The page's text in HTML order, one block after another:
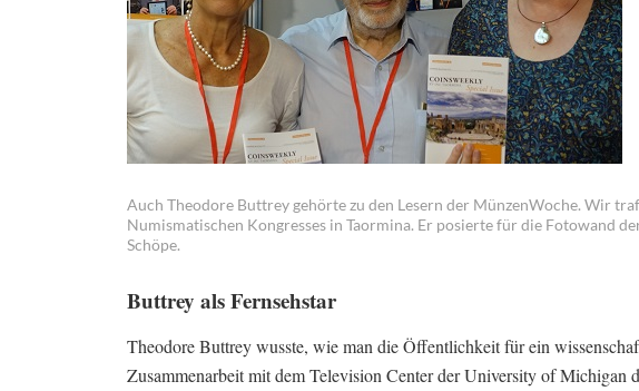
Auch Theodore Buttrey gehörte zu den Lesern der MünzenWoche. Wir
Numismatischen Kongresses in Taormina. Er posierte für die Fotowand
Schöpe.
Buttrey als Fernsehstar
Theodore Buttrey wusste, wie man die Öffentlichkeit für ein
Zusammenarbeit mit dem Television Center der University of Michigan